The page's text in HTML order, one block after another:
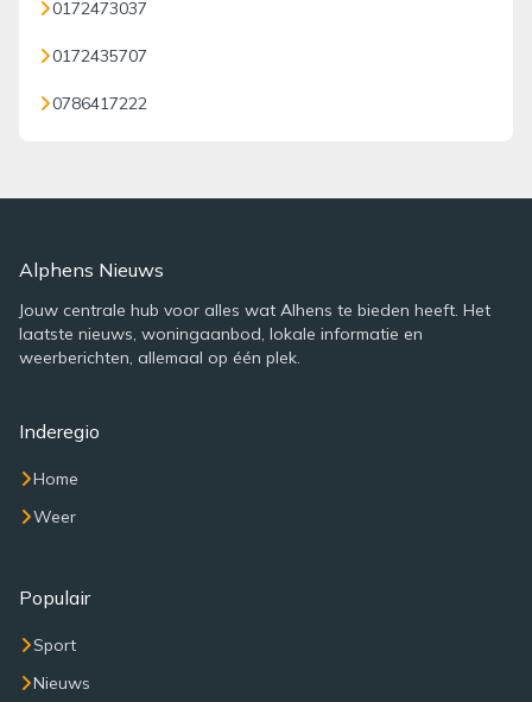
0172473037
0172435707
0786417222
Alphens Nieuws
Jouw centrale hub voor alles wat Alhens te bieden heeft. Het
laatste nieuws, woningaanbod, lokale informatie en
weerberichten, allemaal op één plek.
Inderegio
Home
Weer
Populair
Sport
Nieuws